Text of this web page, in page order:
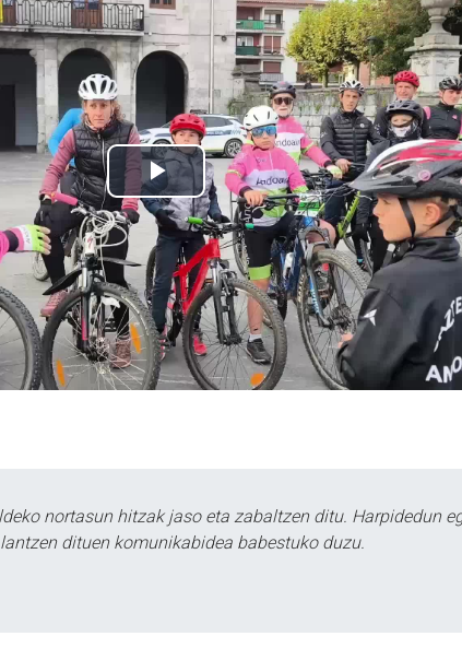
nortasun hitzak jaso eta zabaltzen ditu. Harpidedun
dituen komunikabidea babestuko duzu.